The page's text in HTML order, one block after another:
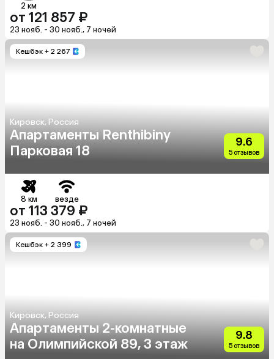
2 км
от 121 857 ₽
23 нояб. - 30 нояб., 7 ночей
Кешбэк + 2 267
Кировск, Россия
Апартаменты Renthibiny
Парковая 18
9.6
5 отзывов
8 км везде
от 113 379 ₽
23 нояб. - 30 нояб., 7 ночей
Кешбэк + 2 399
Кировск, Россия
Апартаменты 2-комнатные
на Олимпийской 89, 3 этаж
9.8
5 отзывов